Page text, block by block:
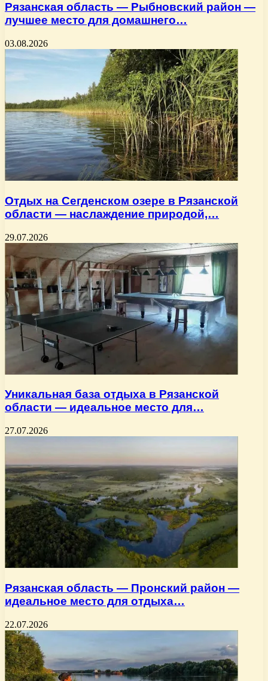
Рязанская область — Рыбновский район —
лучшее место для домашнего…
03.08.2026
Отдых на Сегденском озере в Рязанской
области — наслаждение природой,…
29.07.2026
Уникальная база отдыха в Рязанской
области — идеальное место для…
27.07.2026
Рязанская область — Пронский район —
идеальное место для отдыха…
22.07.2026